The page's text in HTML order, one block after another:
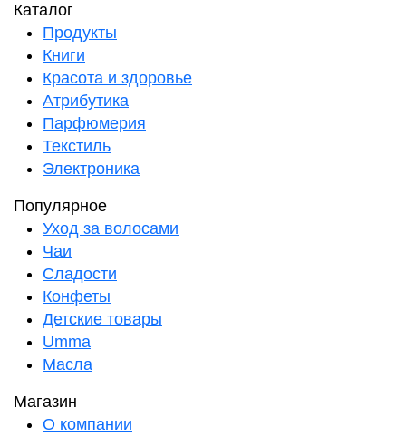
Каталог
Продукты
Книги
Красота и здоровье
Атрибутика
Парфюмерия
Текстиль
Электроника
Популярное
Уход за волосами
Чаи
Сладости
Конфеты
Детские товары
Umma
Масла
Магазин
О компании